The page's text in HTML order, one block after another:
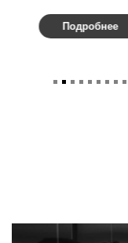
Подробнее